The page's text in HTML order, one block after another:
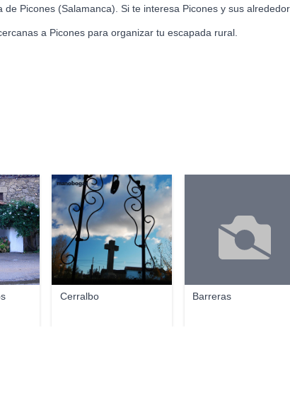
Picones (Salamanca). Si te interesa Picones y sus
a Picones para organizar tu escapada rural.
Cerralbo
manobogaz
Barreras